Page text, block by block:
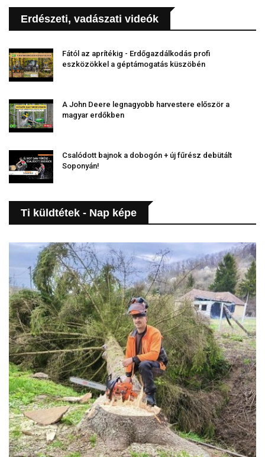
Erdészeti, vadászati videók
Fától az aprítékig - Erdőgazdálkodás profi
eszközökkel a géptámogatás küszöbén
A John Deere legnagyobb harvestere először a
magyar erdőkben
Csalódott bajnok a dobogón + új fűrész debütált
Soponyán!
Ti küldtétek - Nap képe